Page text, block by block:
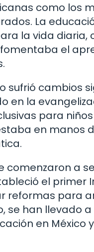
como los
La
la vida diaria,
el
sufrió cambios
en la
para
en manos
comenzaron a
el primer
reformas para
se han llevado
en México